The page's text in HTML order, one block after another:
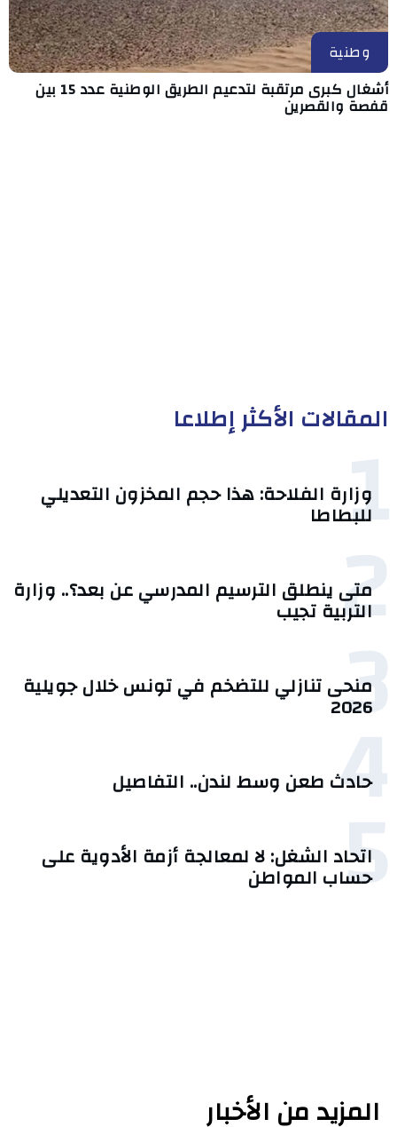
وطنية
أشغال كبرى مرتقبة لتدعيم الطريق الوطنية عدد 15 بين
قفصة والقصرين
المقالات الأكثر إطلاعا
1
وزارة الفلاحة: هذا حجم المخزون التعديلي
للبطاطا
2
متى ينطلق الترسيم المدرسي عن بعد؟.. وزارة
التربية تجيب
3 منحى تنازلي ‎للتضخم في تونس خلال جويلية
2026‎
4
حادث طعن وسط لندن.. التفاصيل
5
اتحاد الشغل: لا لمعالجة أزمة الأدوية على
حساب المواطن
المزيد من الأخبار